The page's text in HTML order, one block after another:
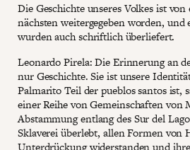
Die Geschichte unseres Volkes ist
nächsten weitergegeben worden, und
wurden auch schriftlich überliefert.
Leonardo Pirela: Die Erinnerung an
nur Geschichte. Sie ist unsere
Palmarito Teil der pueblos santos ist,
einer Reihe von Gemeinschaften von
Abstammung entlang des Sur del
Sklaverei überlebt, allen Formen von